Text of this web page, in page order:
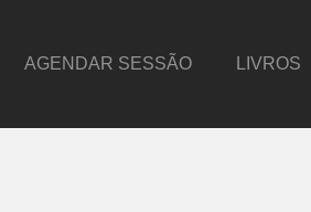
AGENDAR SESSÃO LIVROS